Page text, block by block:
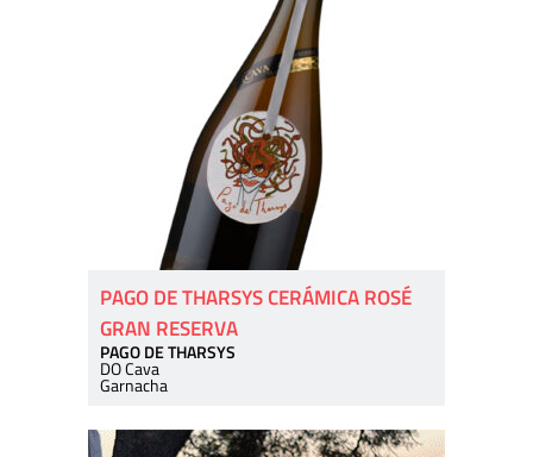
PAGO DE THARSYS CERÁMICA ROSÉ
GRAN RESERVA
PAGO DE THARSYS
DO Cava
Garnacha